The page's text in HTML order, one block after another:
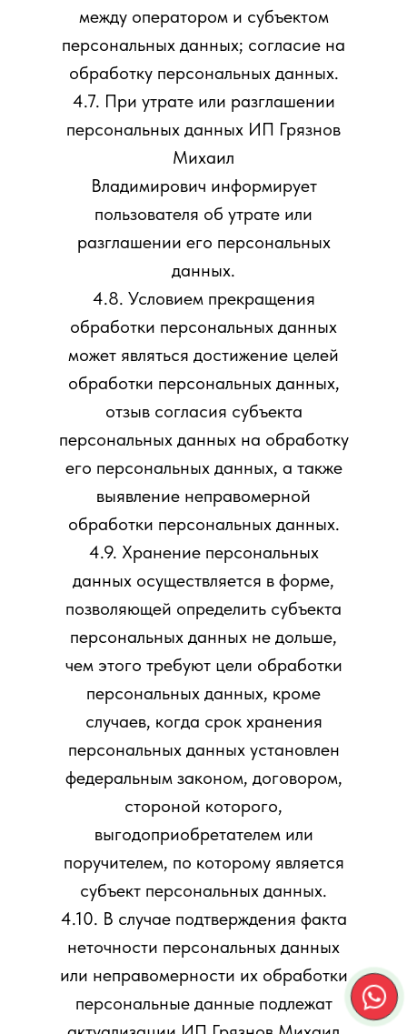
между оператором и субъектом
персональных данных; согласие на
обработку персональных данных.
4.7. При утрате или разглашении
персональных данных ИП Грязнов
Михаил
Владимирович информирует
пользователя об утрате или
разглашении его персональных
данных.
4.8. Условием прекращения
обработки персональных данных
может являться достижение целей
обработки персональных данных,
отзыв согласия субъекта
персональных данных на обработку
его персональных данных, а также
выявление неправомерной
обработки персональных данных.
4.9. Хранение персональных
данных осуществляется в форме,
позволяющей определить субъекта
персональных данных не дольше,
чем этого требуют цели обработки
персональных данных, кроме
случаев, когда срок хранения
персональных данных установлен
федеральным законом, договором,
стороной которого,
выгодоприобретателем или
поручителем, по которому является
субъект персональных данных.
4.10. В случае подтверждения факта
неточности персональных данных
или неправомерности их обработки
персональные данные подлежат